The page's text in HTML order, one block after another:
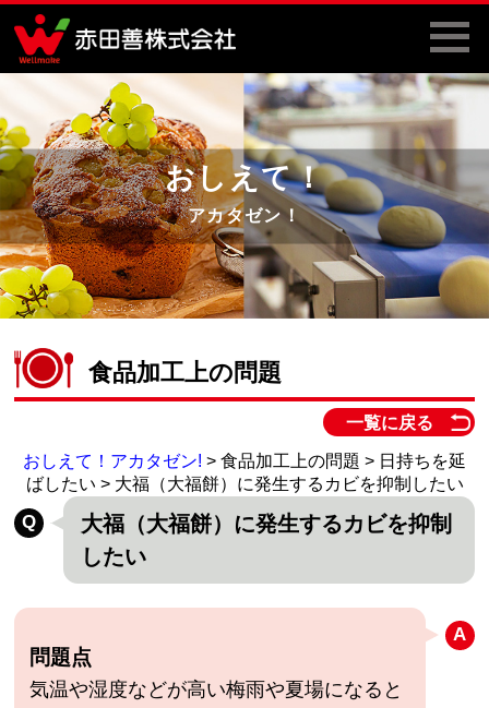
おしえて！
アカタゼン！
食品加工上の問題
一覧に戻る
おしえて！アカタゼン! > 食品加工上の問題 > 日持ちを延
ばしたい > 大福（大福餅）に発生するカビを抑制したい
大福（大福餅）に発生するカビを抑制
したい
問題点
気温や湿度などが高い梅雨や夏場になると